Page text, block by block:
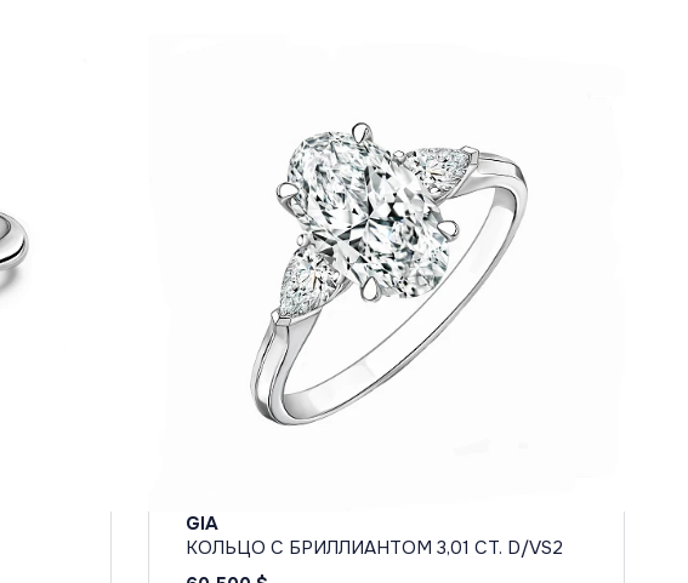
GIA
КОЛЬЦО С БРИЛЛИАНТОМ 3,01 CT. D/VS2